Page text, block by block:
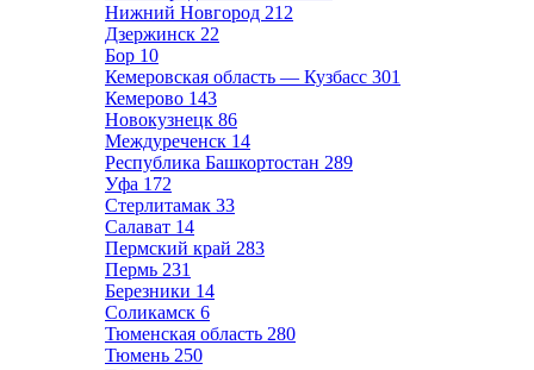
Нижний Новгород 212
Дзержинск 22
Бор 10
Кемеровская область — Кузбасс 301
Кемерово 143
Новокузнецк 86
Междуреченск 14
Республика Башкортостан 289
Уфа 172
Стерлитамак 33
Салават 14
Пермский край 283
Пермь 231
Березники 14
Соликамск 6
Тюменская область 280
Тюмень 250